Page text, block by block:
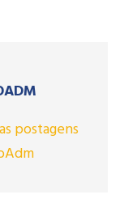
postagens